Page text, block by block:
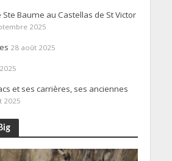
Ste Baume au Castellas de St Victor
2025
28 août 2025
et ses carrières, ses anciennes
2025